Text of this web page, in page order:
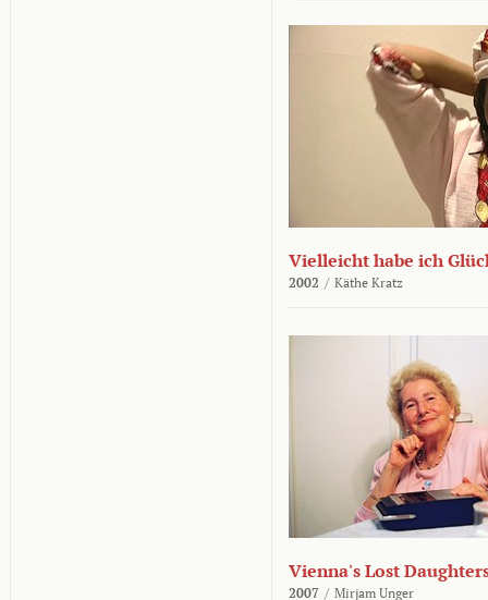
Vielleicht habe ich
2002 / Käthe Kratz
Vienna's Lost
2007 / Mirjam Unger